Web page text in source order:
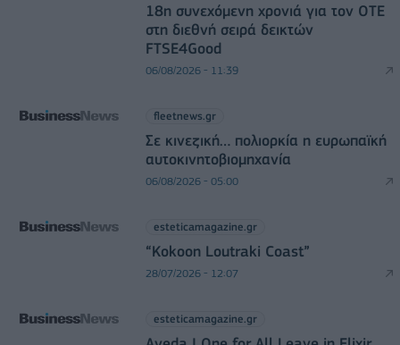
18η συνεχόμενη χρονιά για τον ΟΤΕ
στη διεθνή σειρά δεικτών
FTSE4Good
06/08/2026 - 11:39
fleetnews.gr
Σε κινεζική… πολιορκία η ευρωπαϊκή
αυτοκινητοβιομηχανία
06/08/2026 - 05:00
esteticamagazine.gr
“Kokoon Loutraki Coast”
28/07/2026 - 12:07
esteticamagazine.gr